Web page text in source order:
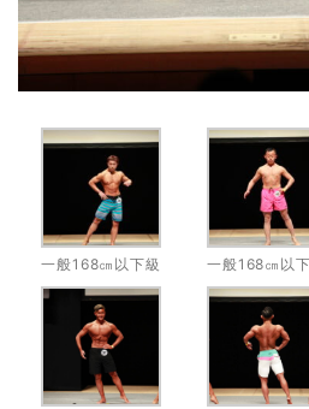
一般168㎝以下級 一般168㎝以